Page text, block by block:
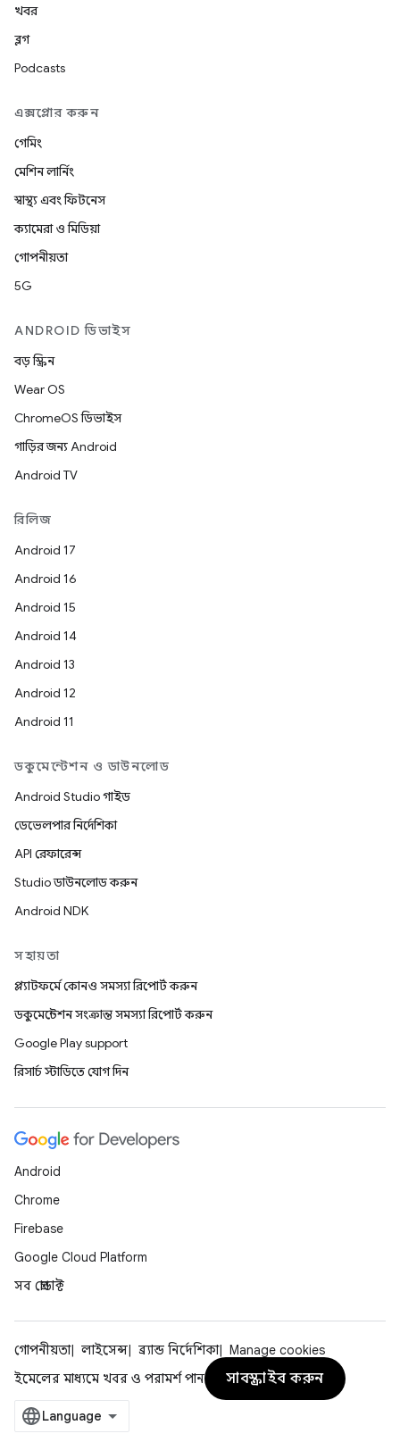
খবর
ব্লগ
Podcasts
এক্সপ্লোর করুন
গেমিং
মেশিন লার্নিং
স্বাস্থ্য এবং ফিটনেস
ক্যামেরা ও মিডিয়া
গোপনীয়তা
5G
ANDROID ডিভাইস
বড় স্ক্রিন
Wear OS
ChromeOS ডিভাইস
গাড়ির জন্য Android
Android TV
রিলিজ
Android 17
Android 16
Android 15
Android 14
Android 13
Android 12
Android 11
ডকুমেন্টেশন ও ডাউনলোড
Android Studio গাইড
ডেভেলপার নির্দেশিকা
API রেফারেন্স
Studio ডাউনলোড করুন
Android NDK
সহায়তা
প্ল্যাটফর্মে কোনও সমস্যা রিপোর্ট করুন
ডকুমেন্টেশন সংক্রান্ত সমস্যা রিপোর্ট করুন
Google Play support
রিসার্চ স্টাডিতে যোগ দিন
Android
Chrome
Firebase
Google Cloud Platform
সব প্রোডাক্ট
গোপনীয়তা লাইসেন্স ব্র্যান্ড নির্দেশিকা
Manage cookies
ইমেলের মাধ্যমে খবর ও পরামর্শ পান
সাবস্ক্রাইব করুন